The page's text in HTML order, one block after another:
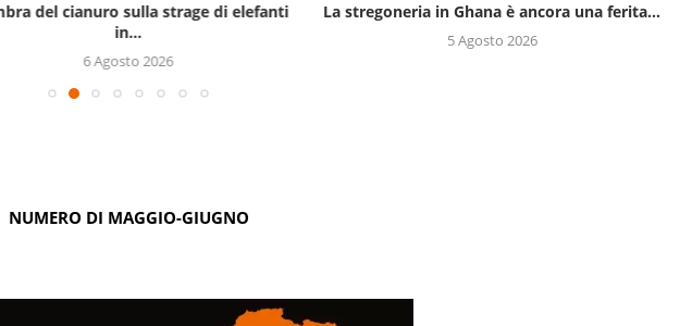
del cianuro sulla strage di elefanti
in...
6 Agosto 2026
La stregoneria in Ghana è ancora una ferita...
5 Agosto 2026
NUMERO DI MAGGIO-GIUGNO